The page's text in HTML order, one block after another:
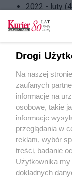
2022 - luty
2022 -
2021 -
2021 -
2021 -
2021 - lipiec
2021 -
2021 - maj (5)
2021 -
2021 -
2021 - luty
2021 -
Drogi
Na naszej
zaufanych
informacje na
osobowe, takie
informacje
przeglądania w
reklam, wybór
treści, badanie
Użytkownika
dokładnych